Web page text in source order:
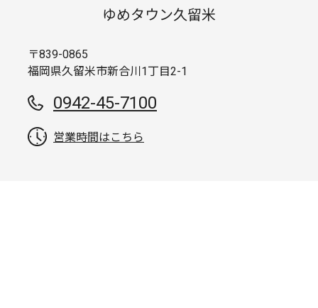
ゆめタウン久留米
〒839-0865
福岡県久留米市新合川1丁目2-1
0942-45-7100
営業時間はこちら